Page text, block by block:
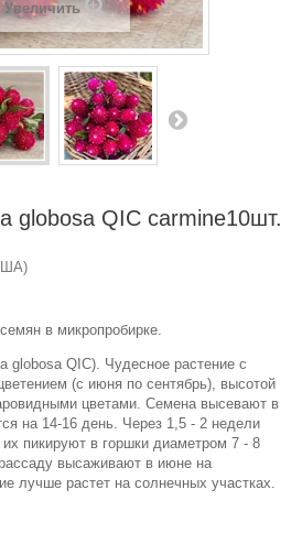
Увеличить
globosa QIC carmine10шт.
в микропробирке.
globosa QIC). Чудесное растение с
(с июня по сентябрь), высотой
цветами. Семена высевают в
на 14-16 день. Через 1,5 - 2 недели
пикируют в горшки диаметром 7 - 8
высаживают в июне на
лучше растет на солнечных участках.